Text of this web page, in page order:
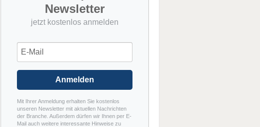
Newsletter
jetzt kostenlos anmelden
Anmelden
Mit Ihrer Anmeldung erhalten Sie kostenlos
unseren Newsletter mit aktuellen Nachrichten
der Branche. Außerdem dürfen wir Ihnen per E-
Mail auch weitere interessante Hinweise zu